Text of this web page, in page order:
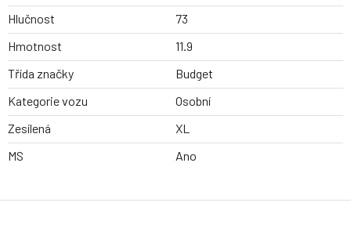
Hlučnost
73
Hmotnost
11.9
Třída značky
Budget
Kategorie vozu
Osobní
Zesílená
XL
MS
Ano